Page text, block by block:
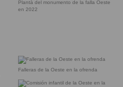
Plantà del monumento de la falla Oeste
en 2022
Falleras de la Oeste en la ofrenda